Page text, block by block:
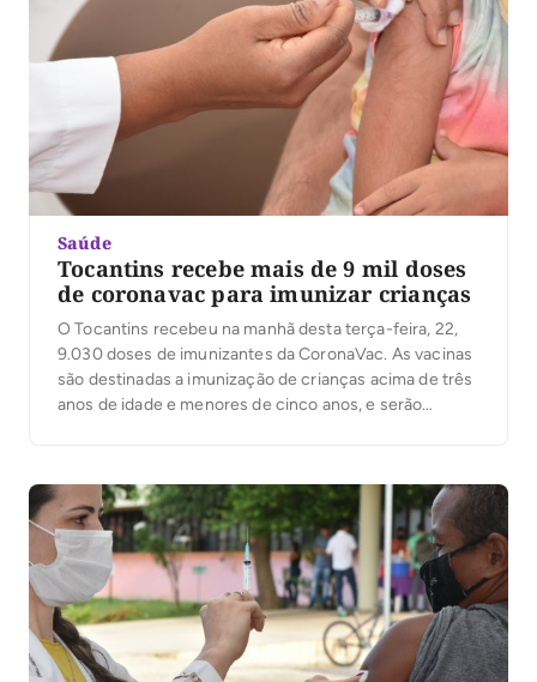
Saúde
Tocantins recebe mais de 9 mil doses
de coronavac para imunizar crianças
O Tocantins recebeu na manhã desta terça-feira, 22,
9.030 doses de imunizantes da CoronaVac. As vacinas
são destinadas a imunização de crianças acima de três
anos de idade e menores de cinco anos, e serão
crianças, o esquema vacinal com a Coronavac […]